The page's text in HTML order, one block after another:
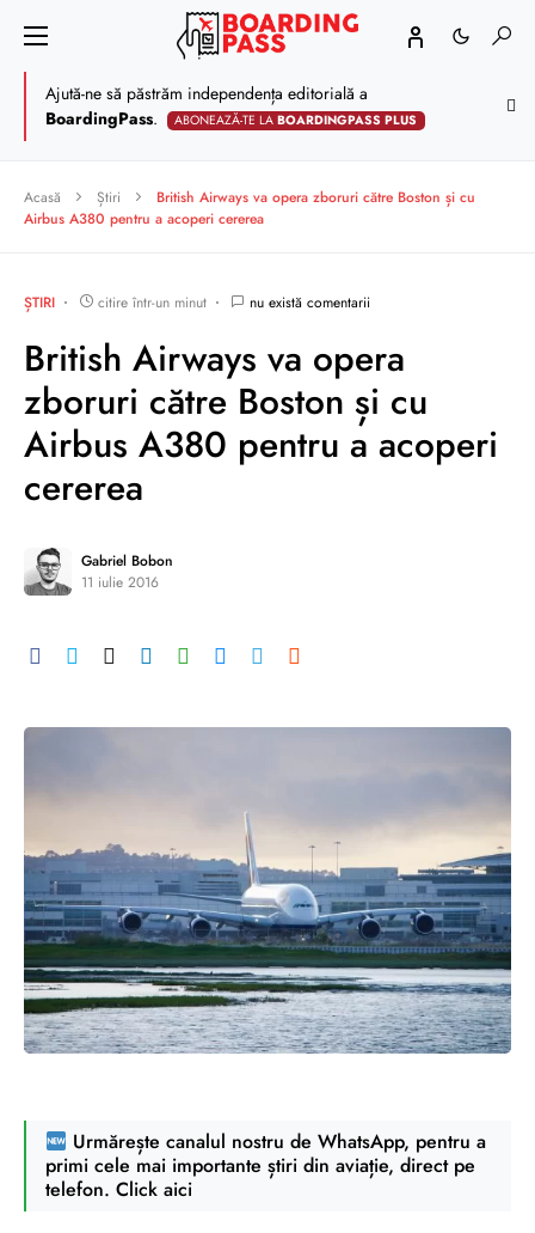
Ajută-ne să păstrăm independența editorială a
BoardingPass. ABONEAZĂ-TE LABOARDINGPASS PLUS
Acasă Știri
British Airways va opera zboruri către Boston și cu
Airbus A380 pentru a acoperi cererea
ȘTIRI citire într-un minut nu există comentarii
British Airways va opera
zboruri către Boston și cu
Airbus A380 pentru a acoperi
cererea
Gabriel Bobon
11 iulie 2016
Urmărește canalul nostru de WhatsApp, pentru a
primi cele mai importante știri din aviație, direct pe
telefon. Click aici